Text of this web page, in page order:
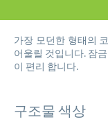
가장 모던한 형태의
어울릴 것입니다. 잠
이 편리 합니다.
구조물 색상